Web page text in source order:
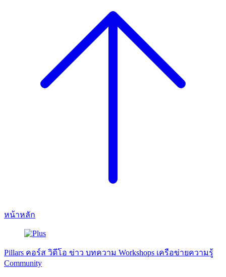
หน้าหลัก
Pillars คอร์ส วิดีโอ ข่าว บทความ Workshops เครือข่ายความรู้
Community